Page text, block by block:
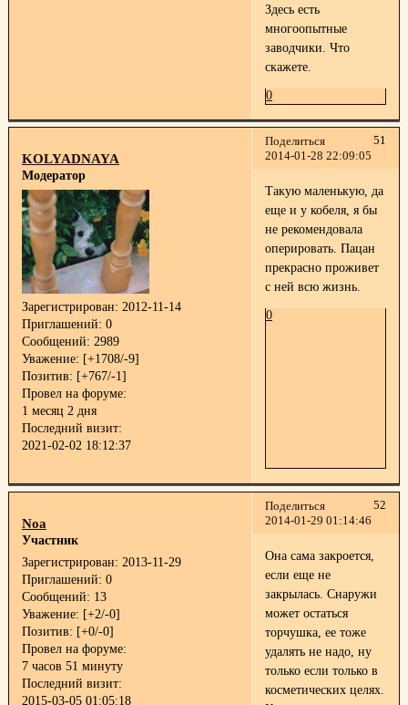
Здесь есть
многоопытные
заводчики. Что
скажете.
0
Поделиться
51
2014-01-28 22:09:05
KOLYADNAYA
Модератор
Зарегистрирован: 2012-11-14
Приглашений: 0
Сообщений: 2989
Уважение: [+1708/-9]
Позитив: [+767/-1]
Провел на форуме:
1 месяц 2 дня
Последний визит:
2021-02-02 18:12:37
Такую маленькую, да
еще и у кобеля, я бы
не рекомендовала
оперировать. Пацан
прекрасно проживет
с ней всю жизнь.
0
Поделиться
52
2014-01-29 01:14:46
Noa
Участник
Зарегистрирован: 2013-11-29
Приглашений: 0
Сообщений: 13
Уважение: [+2/-0]
Позитив: [+0/-0]
Провел на форуме:
7 часов 51 минуту
Последний визит:
2015-03-05 01:05:18
Она сама закроется,
если еще не
закрылась. Снаружи
может остаться
торчушка, ее тоже
удалять не надо, ну
только если только в
косметических целях.